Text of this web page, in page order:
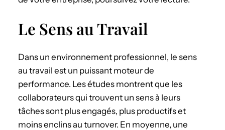
Le Sens au Travail
Dans un environnement professionnel, le sens
au travail est un puissant moteur de
performance. Les études montrent que les
collaborateurs qui trouvent un sens à leurs
tâches sont plus engagés, plus productifs et
moins enclins au turnover. En moyenne, une